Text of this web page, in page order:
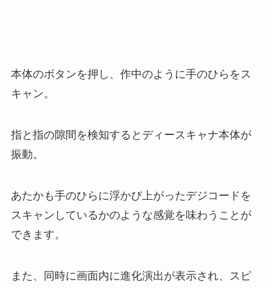
本体のボタンを押し、作中のように手のひらをス
キャン。
指と指の隙間を検知するとディースキャナ本体が
振動。
あたかも手のひらに浮かび上がったデジコードを
スキャンしているかのような感覚を味わうことが
できます。
また、同時に画面内に進化演出が表示され、スピ